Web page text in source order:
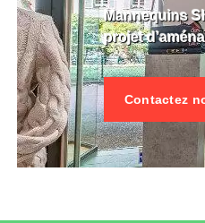
Mannequins
projet
Contactez